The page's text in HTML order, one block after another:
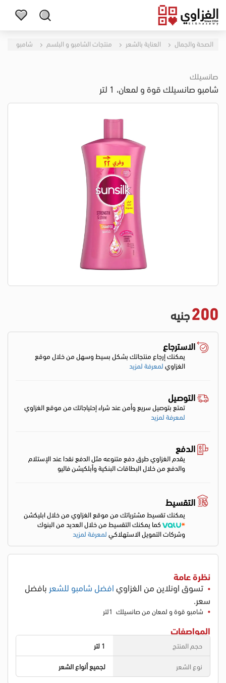
الصحة والجمال العناية بالشعر منتجات الشامبو و البلسم شامبو
صانسيلك
شامبو صانسيلك قوة و لمعان، 1 لتر
200جنيه
الاسترجاع
يمكنك إرجاع منتجاتك بشكل بسيط وسهل من خلال موقع
الغزاويلمعرفة لمزيد
التوصيل
تمتع بتوصيل سريع وأمن عند شراء إحتياجاتك من موقع الغزاوي
لمعرفة لمزيد
الدفع
يقدم الغزاوي طرق دفع متنوعه مثل الدفع نقدا عند الإستلام
والدفع من خلال البطاقات البنكية وأبلكيشن فاليو
التقسيط
يمكنك تقسيط مشترياتك من موقع الغزاوي من خلال ابليكشن
كما يمكنك التقسيط من خلال العديد من البنوك
وشركات التمويل الاستهلاكيلمعرفة لمزيد
نظرة عامة
تسوق اونلاين من الغزاويافضل شامبو للشعر بافضل
سعر.
شامبو قوة و لمعان من صانسيلك 1لتر
المواصفات
حجم المنتج
1 لتر
نوع الشعر
لجميع أنواع الشعر